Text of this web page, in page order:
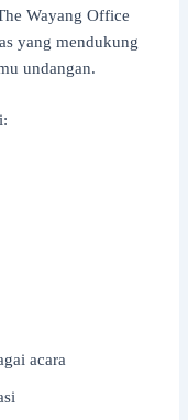
Wayang Office
yang mendukung
undangan.
acara